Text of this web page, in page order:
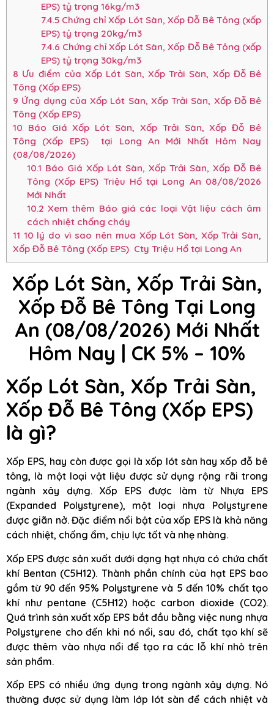
EPS) tỷ trọng 16kg/m3
7.4.5Chứng chỉ Xốp Lót Sàn, Xốp Đỗ Bê Tông (xốp
EPS) tỷ trọng 20kg/m3
7.4.6 Chứng chỉ Xốp Lót Sàn, Xốp Đỗ Bê Tông (xốp
EPS) tỷ trọng 30kg/m3
8 Ưu điểm của Xốp Lót Sàn, Xốp Trải Sàn, Xốp Đỗ Bê
Tông (Xốp EPS)
9 Ứng dụng của Xốp Lót Sàn, Xốp Trải Sàn, Xốp Đỗ Bê
Tông (Xốp EPS)
10 Báo Giá Xốp Lót Sàn, Xốp Trải Sàn, Xốp Đỗ Bê
Tông (Xốp EPS) tại Long An Mới Nhất Hôm Nay
(08/08/2026)
10.1 Báo Giá Xốp Lót Sàn, Xốp Trải Sàn, Xốp Đỗ Bê
Tông (Xốp EPS) Triệu Hổ tại Long An 08/08/2026
Mới Nhất
10.2 Xem thêm Báo giá các loại Vật liệu cách âm
cách nhiệt chống cháy
11 10 lý do vì sao nên mua Xốp Lót Sàn, Xốp Trải Sàn,
Xốp Đỗ Bê Tông (Xốp EPS) Cty Triệu Hổ tại Long An
Xốp Lót Sàn, Xốp Trải Sàn,
Xốp Đỗ Bê Tông Tại Long
An (08/08/2026) Mới Nhất
Hôm Nay | CK 5% – 10%
Xốp Lót Sàn, Xốp Trải Sàn,
Xốp Đỗ Bê Tông (Xốp EPS)
là gì?
Xốp EPS, hay còn được gọi là xốp lót sàn hay xốp đỗ bê
tông, là một loại vật liệu được sử dụng rộng rãi trong
ngành xây dựng. Xốp EPS được làm từ Nhựa EPS
(Expanded Polystyrene), một loại nhựa Polystyrene
được giãn nở. Đặc điểm nổi bật của xốp EPS là khả năng
cách nhiệt, chống ẩm, chịu lực tốt và nhẹ nhàng.
Xốp EPS được sản xuất dưới dạng hạt nhựa có chứa chất
khí Bentan (C5H12). Thành phần chính của hạt EPS bao
gồm từ 90 đến 95% Polystyrene và 5 đến 10% chất tạo
khí như pentane (C5H12) hoặc carbon dioxide (CO2).
Quá trình sản xuất xốp EPS bắt đầu bằng việc nung nhựa
Polystyrene cho đến khi nó nổi, sau đó, chất tạo khí sẽ
được thêm vào nhựa nổi để tạo ra các lỗ khí nhỏ trên
sản phẩm.
Xốp EPS có nhiều ứng dụng trong ngành xây dựng. Nó
thường được sử dụng làm lớp lót sàn để cách nhiệt và